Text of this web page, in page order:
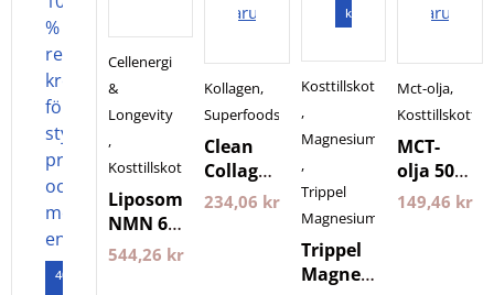
400
Cellenergi
&
Longevity
,
Kosttillskott
Liposomal
NMN 60
kapslar
544,26 kr
varukorgen
Kollagen,
Superfoods
Clean
Collagen
500
Nyttoteket
234,06 kr
kapslar
Kosttillskott
,
Magnesium
,
Trippel
Magnesium
Trippel
Magnesium
Mct-olja,
Kosttillskott
MCT-
olja 500
ml
149,46 kr